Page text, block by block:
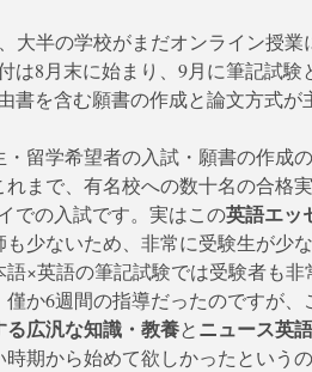
大半の学校がまだオンライン授
8月末に始まり、9月に筆記試験
書を含む願書の作成と論文方式が
留学希望者の入試・願書の作成の
まで、有名校への数十名の合格
での入試です。実はこの英語エッ
少ないため、非常に受験生が少
×英語の筆記試験では受験者も
か6週間の指導だったのですが、
広汎な知識・教養とニュース英
期から始めて欲しかったという